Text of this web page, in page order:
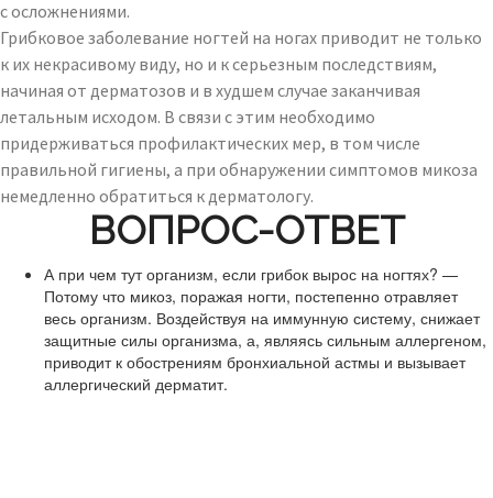
с осложнениями.
Грибковое заболевание ногтей на ногах приводит не только
к их некрасивому виду, но и к серьезным последствиям,
начиная от дерматозов и в худшем случае заканчивая
летальным исходом. В связи с этим необходимо
придерживаться профилактических мер, в том числе
правильной гигиены, а при обнаружении симптомов микоза
немедленно обратиться к дерматологу.
ВОПРОС-ОТВЕТ
А при чем тут организм, если грибок вырос на ногтях? —
Потому что микоз, поражая ногти, постепенно отравляет
весь организм. Воздействуя на иммунную систему, снижает
защитные силы организма, а, являясь сильным аллергеном,
приводит к обострениям бронхиальной астмы и вызывает
аллергический дерматит.